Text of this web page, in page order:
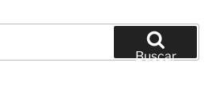
Buscar